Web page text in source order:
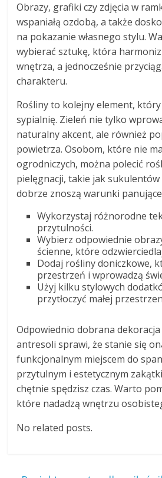
Obrazy, grafiki czy zdjęcia w
wspaniałą ozdobą, a także
na pokazanie własnego stylu.
wybierać sztukę, która
wnętrza, a jednocześnie
charakteru.
Rośliny to kolejny element,
sypialnię. Zieleń nie tylko
naturalny akcent, ale również
powietrza. Osobom, które nie
ogrodniczych, można polecić
pielęgnacji, takie jak
dobrze znoszą warunki
Wykorzystaj różnorodne
przytulności.
Wybierz odpowiednie
ścienne, które
Dodaj rośliny doniczkowe,
przestrzeń i wprowadzą
Użyj kilku stylowych
przytłoczyć małej
Odpowiednio dobrana
antresoli sprawi, że stanie się
funkcjonalnym miejscem do
przytulnym i estetycznym
chętnie spędzisz czas. Warto
które nadadzą wnętrzu
No related posts.